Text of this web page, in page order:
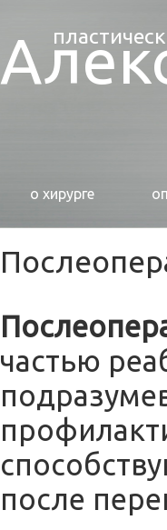
о хирурге
частью
после